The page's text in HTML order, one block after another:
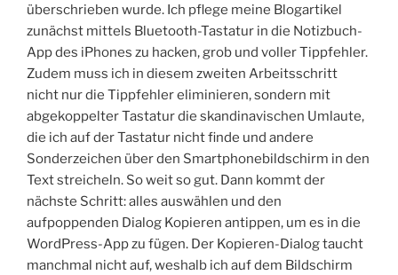
überschrieben wurde. Ich pflege meine Blogartikel
zunächst mittels Bluetooth-Tastatur in die Notizbuch-
App des iPhones zu hacken, grob und voller Tippfehler.
Zudem muss ich in diesem zweiten Arbeitsschritt
nicht nur die Tippfehler eliminieren, sondern mit
abgekoppelter Tastatur die skandinavischen Umlaute,
die ich auf der Tastatur nicht finde und andere
Sonderzeichen über den Smartphonebildschirm in den
Text streicheln. So weit so gut. Dann kommt der
nächste Schritt: alles auswählen und den
aufpoppenden Dialog Kopieren antippen, um es in die
WordPress-App zu fügen. Der Kopieren-Dialog taucht
manchmal nicht auf, weshalb ich auf dem Bildschirm